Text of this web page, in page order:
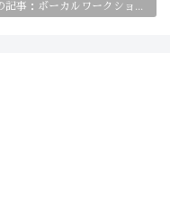
前の記事：ボーカルワークショップ